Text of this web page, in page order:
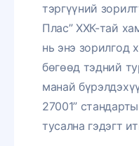
тэргүүний
Плас” ХХК-тай
нь энэ зорилгод
бөгөөд тэдний
манай
27001”
тусална гэдэгт